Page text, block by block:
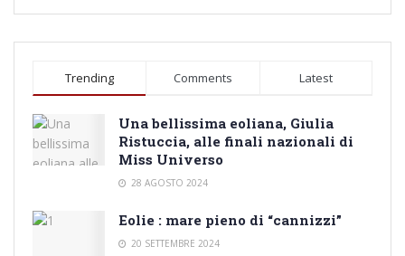
Trending Comments Latest
Una bellissima eoliana, Giulia
Ristuccia, alle finali nazionali di
Miss Universo
28 AGOSTO 2024
Eolie : mare pieno di “cannizzi”
20 SETTEMBRE 2024